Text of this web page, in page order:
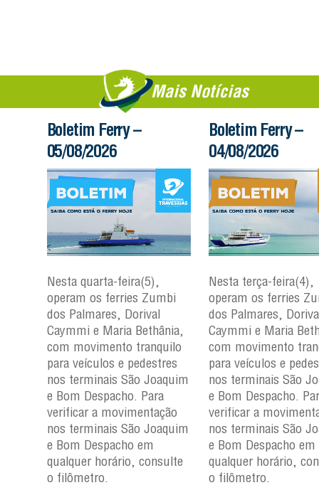
Mais Notícias
Boletim Ferry –
05/08/2026
Nesta quarta-feira(5),
operam os ferries Zumbi
dos Palmares, Dorival
Caymmi e Maria Bethânia,
com movimento tranquilo
para veículos e pedestres
nos terminais São Joaquim
e Bom Despacho. Para
verificar a movimentação
nos terminais São Joaquim
e Bom Despacho em
qualquer horário, consulte
o filômetro.
Boletim Ferry –
04/08/2026
Nesta terça-feira(4),
operam os ferries
dos Palmares,
Caymmi e Maria
com movimento
para veículos e
nos terminais São
e Bom Despacho.
verificar a
nos terminais São
e Bom Despacho em
qualquer horário,
o filômetro.